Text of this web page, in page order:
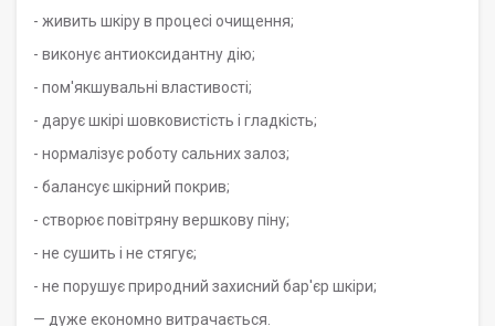
- живить шкіру в процесі очищення;
- виконує антиоксидантну дію;
- пом'якшувальні властивості;
- дарує шкірі шовковистість і гладкість;
- нормалізує роботу сальних залоз;
- балансує шкірний покрив;
- створює повітряну вершкову піну;
- не сушить і не стягує;
- не порушує природний захисний бар'єр шкіри;
— дуже економно витрачається.